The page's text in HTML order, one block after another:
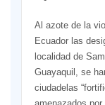
Al azote de la
Ecuador las
localidad de
Guayaquil, se
ciudadelas